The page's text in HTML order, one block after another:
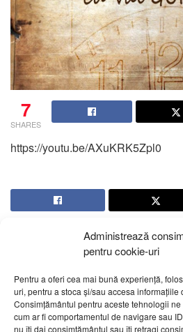
Administrează
pentru cookie-uri
Pentru a oferi cea mai bună experiență,
uri, pentru a stoca și/sau accesa informațiile
Consimțământul pentru aceste tehnologii
cum ar fi comportamentul de navigare sau
nu îți dai consimțământul sau îți retragi
7
SHARES
https://youtu.be/AXuKRK5Zpl0
Home Fără categorie